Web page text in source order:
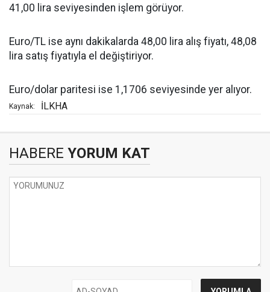
41,00 lira seviyesinden işlem görüyor.
Euro/TL ise aynı dakikalarda 48,00 lira alış fiyatı, 48,08
lira satış fiyatıyla el değiştiriyor.
Euro/dolar paritesi ise 1,1706 seviyesinde yer alıyor.
Kaynak: İLKHA
HABERE YORUM KAT